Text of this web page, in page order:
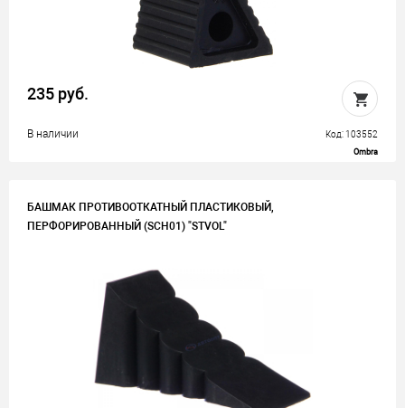
235 руб.
В наличии Код: 103552
Ombra
БАШМАК ПРОТИВООТКАТНЫЙ ПЛАСТИКОВЫЙ,
ПЕРФОРИРОВАННЫЙ (SCH01) "STVOL"